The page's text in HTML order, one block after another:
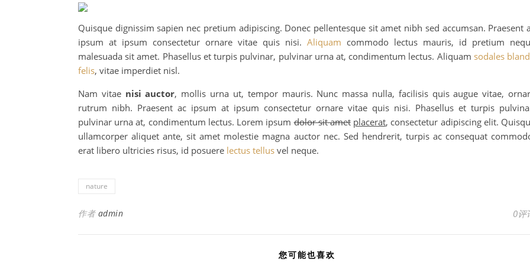
Quisque dignissim sapien nec pretium adipiscing. Donec pellentesque sit amet nibh sed accumsan. Praesent
ipsum at ipsum consectetur ornare vitae quis nisi. Aliquam commodo lectus mauris, id pretium
malesuada sit amet. Phasellus et turpis pulvinar, pulvinar urna at, condimentum lectus. Aliquam sodales
felis, vitae imperdiet nisl.
Nam vitae nisi auctor, mollis urna ut, tempor mauris. Nunc massa nulla, facilisis quis augue vitae,
rutrum nibh. Praesent ac ipsum at ipsum consectetur ornare vitae quis nisi. Phasellus et turpis
pulvinar urna at, condimentum lectus. Lorem ipsumdolor sit amet placerat, consectetur adipiscing elit.
ullamcorper aliquet ante, sit amet molestie magna auctor nec. Sed hendrerit, turpis ac consequat
erat libero ultricies risus, id posuere lectus tellus vel neque.
nature
作者 admin 0评
您可能也喜欢